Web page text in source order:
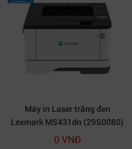
Máy in Laser trắng đen
Lexmark MS431dn (29S0080)
0 VNĐ